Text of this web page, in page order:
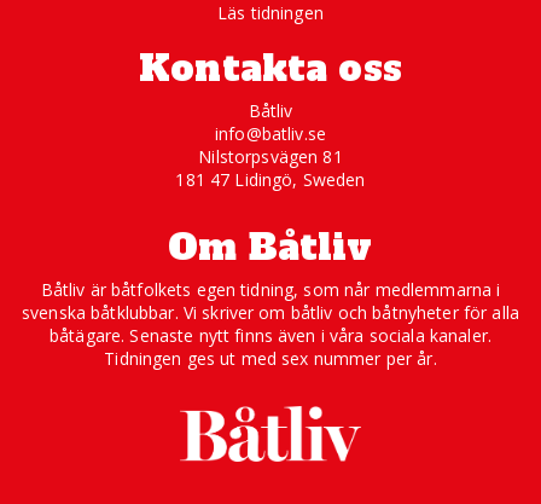
Läs tidningen
Kontakta oss
Båtliv
info@batliv.se
Nilstorpsvägen 81
181 47 Lidingö, Sweden
Om Båtliv
Båtliv är båtfolkets egen tidning, som når medlemmarna i
svenska båtklubbar. Vi skriver om båtliv och båtnyheter för alla
båtägare. Senaste nytt finns även i våra sociala kanaler.
Tidningen ges ut med sex nummer per år.